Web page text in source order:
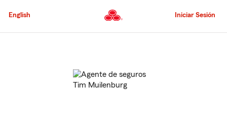
al
principal
English Iniciar Sesión